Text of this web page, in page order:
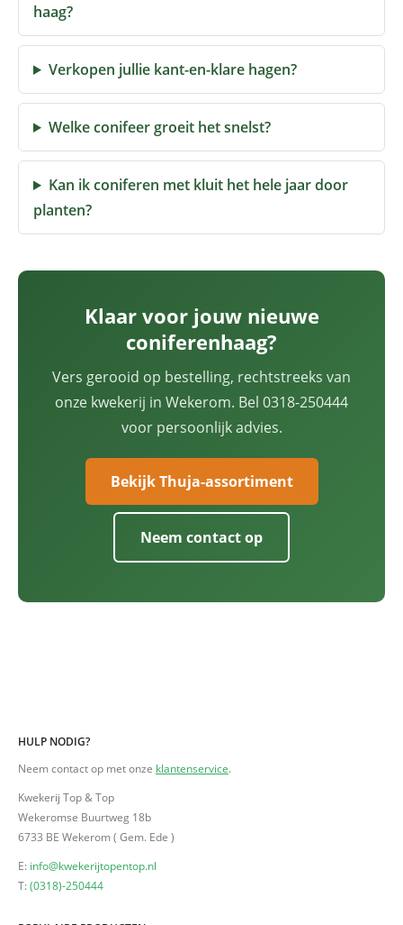
haag?
Verkopen jullie kant-en-klare hagen?
Welke conifeer groeit het snelst?
Kan ik coniferen met kluit het hele jaar door
planten?
Klaar voor jouw nieuwe
coniferenhaag?
Vers gerooid op bestelling, rechtstreeks van
onze kwekerij in Wekerom. Bel 0318-250444
voor persoonlijk advies.
Bekijk Thuja-assortiment
Neem contact op
HULP NODIG?
Neem contact op met onze klantenservice.
Kwekerij Top & Top
Wekeromse Buurtweg 18b
6733 BE Wekerom ( Gem. Ede )
E: info@kwekerijtopentop.nl
T:(0318)-250444